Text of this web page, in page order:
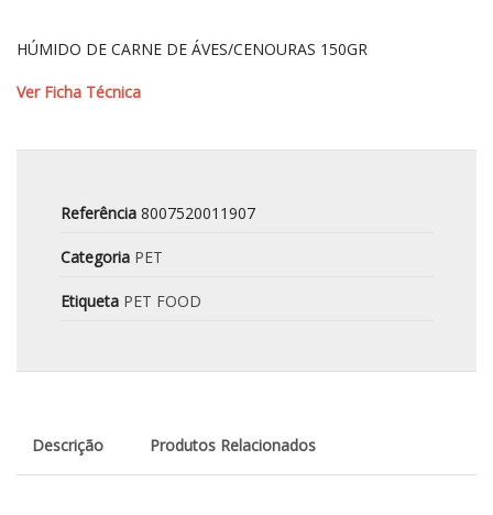
HÚMIDO DE CARNE DE ÁVES/CENOURAS 150GR
Ver Ficha Técnica
Referência 8007520011907
Categoria PET
Etiqueta PET FOOD
Descrição Produtos Relacionados